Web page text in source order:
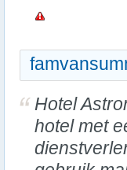
Hotel
hotel met